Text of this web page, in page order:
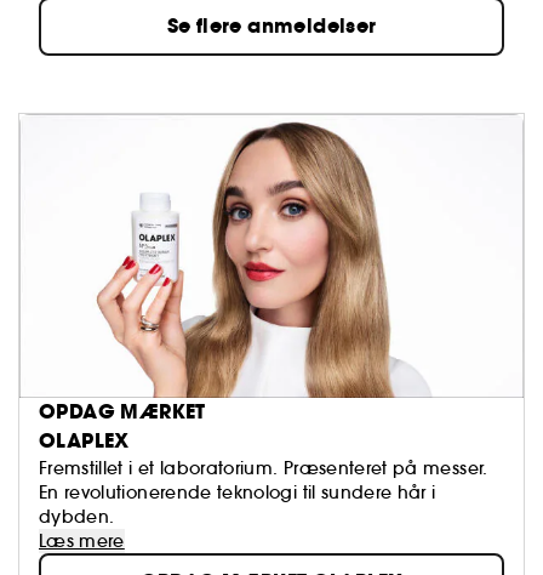
Se flere anmeldelser
OPDAG MÆRKET
OLAPLEX
Fremstillet i et laboratorium. Præsenteret på messer.
En revolutionerende teknologi til sundere hår i
dybden.
Læs mere